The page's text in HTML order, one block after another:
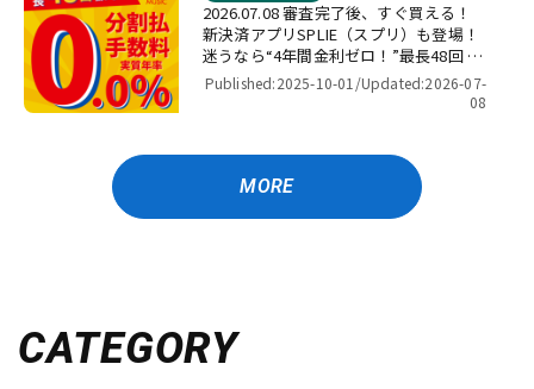
2026.07.08 審査完了後、すぐ買える！
新決済アプリSPLIE（スプリ）も登場！
迷うなら“4年間金利ゼロ！”最長48回 無
金利キャンペーン
Published:2025-10-01/Updated:2026-07-
08
MORE
CATEGORY